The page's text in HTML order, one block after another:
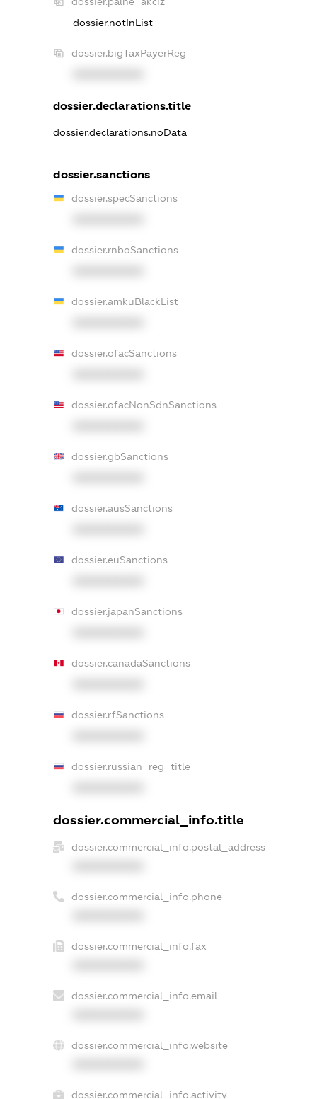
dossier.notInList
dossier.bigTaxPayerReg
dossier.declarations.title
dossier.declarations.noData
dossier.sanctions
dossier.specSanctions
dossier.rnboSanctions
dossier.amkuBlackList
dossier.ofacSanctions
dossier.ofacNonSdnSanctions
dossier.gbSanctions
dossier.ausSanctions
dossier.euSanctions
dossier.japanSanctions
dossier.canadaSanctions
dossier.rfSanctions
dossier.russian_reg_title
dossier.commercial_info.title
dossier.commercial_info.postal_address
dossier.commercial_info.phone
dossier.commercial_info.fax
dossier.commercial_info.email
dossier.commercial_info.website
dossier.commercial_info.activity